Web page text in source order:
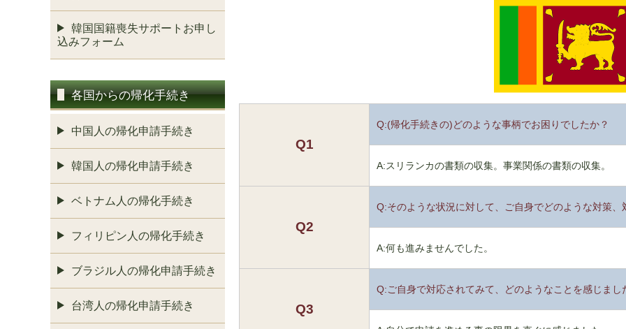
Q1
Q:(帰化手続きの)どのような事柄でお困りでしたか？
A:スリランカの書類の収集。事業関係の書類の収集。
Q2
Q:そのような状況に対して、ご自身でどのような対策、
A:何も進みませんでした。
Q3
Q:ご自身で対応されてみて、どのようなことを感じまし
韓国国籍喪失サポートお申し
込みフォーム
各国からの帰化手続き
中国人の帰化申請手続き
韓国人の帰化申請手続き
ベトナム人の帰化手続き
フィリピン人の帰化手続き
ブラジル人の帰化申請手続き
台湾人の帰化申請手続き